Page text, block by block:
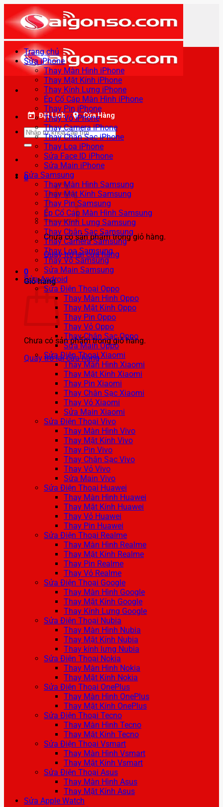
qua
nội
dung
Đặt Lịch Cửa Hàng
Tìm
kiếm:
0
Chưa có sản phẩm trong giỏ hàng.
Quay trở lại cửa hàng
0
Giỏ hàng
Chưa có sản phẩm trong giỏ hàng.
Quay trở lại cửa hàng
Trang chủ
Sửa iPhone
Thay Màn Hình iPhone
Thay Mặt Kính iPhone
Thay Kính Lưng iPhone
Ép Cổ Cáp Màn Hình iPhone
Thay Pin iPhone
Thay Vỏ iPhone
Thay Camera iPhone
Thay Chân Sạc iPhone
Thay Loa iPhone
Sửa Face ID iPhone
Sửa Main iPhone
Sửa Samsung
Thay Màn Hình Samsung
Thay Mặt Kính Samsung
Thay Pin Samsung
Ép Cổ Cáp Màn Hình Samsung
Thay Kính Lưng Samsung
Thay Chân Sạc Samsung
Thay Camera Samsung
Thay Loa Samsung
Thay Vỏ Samsung
Sửa Main Samsung
Sửa Android
Sửa Điện Thoại Oppo
Thay Màn Hình Oppo
Thay Mặt Kính Oppo
Thay Pin Oppo
Thay Vỏ Oppo
Thay Chân Sạc Oppo
Sửa Main Oppo
Sửa Điện Thoại Xiaomi
Thay Màn Hình Xiaomi
Thay Mặt Kính Xiaomi
Thay Pin Xiaomi
Thay Chân Sạc Xiaomi
Thay Vỏ Xiaomi
Sửa Main Xiaomi
Sửa Điện Thoại Vivo
Thay Màn Hình Vivo
Thay Mặt Kính Vivo
Thay Pin Vivo
Thay Chân Sạc Vivo
Thay Vỏ Vivo
Sửa Main Vivo
Sửa Điện Thoại Huawei
Thay Màn Hình Huawei
Thay Mặt Kính Huawei
Thay Vỏ Huawei
Thay Pin Huawei
Sửa Điện Thoại Realme
Thay Màn Hình Realme
Thay Mặt Kính Realme
Thay Pin Realme
Thay Vỏ Realme
Sửa Điện Thoại Google
Thay Màn Hình Google
Thay Mặt Kính Google
Thay Kính Lưng Google
Sửa Điện Thoại Nubia
Thay Màn Hình Nubia
Thay Mặt Kính Nubia
Thay kính lưng Nubia
Sửa Điện Thoại Nokia
Thay Màn Hình Nokia
Thay Mặt Kính Nokia
Sửa Điện Thoại OnePlus
Thay Màn Hình OnePlus
Thay Mặt Kính OnePlus
Sửa Điện Thoại Tecno
Thay Màn Hình Tecno
Thay Mặt Kính Tecno
Sửa Điện Thoại Vsmart
Thay Màn Hình Vsmart
Thay Mặt Kính Vsmart
Sửa Điện Thoại Asus
Thay Màn Hình Asus
Thay Mặt Kính Asus
Sửa Apple Watch